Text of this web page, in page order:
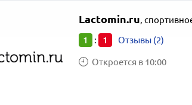
Lactomin.ru,
1 : 1 Отзывы (2)
Откроется в 10:00